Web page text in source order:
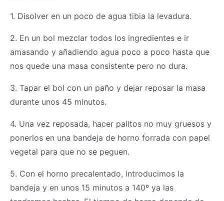
1. Disolver en un poco de agua tibia la levadura.
2. En un bol mezclar todos los ingredientes e ir
amasando y añadiendo agua poco a poco hasta que
nos quede una masa consistente pero no dura.
3. Tapar el bol con un paño y dejar reposar la masa
durante unos 45 minutos.
4. Una vez reposada, hacer palitos no muy gruesos y
ponerlos en una bandeja de horno forrada con papel
vegetal para que no se peguen.
5. Con el horno precalentado, introducimos la
bandeja y en unos 15 minutos a 140º ya las